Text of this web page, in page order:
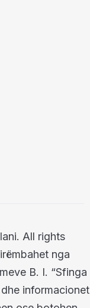
All rights
nga
B. I. “Sfinga
informacionet